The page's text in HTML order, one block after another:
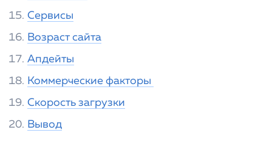
Сервисы
Возраст сайта
Апдейты
Коммерческие факторы
Скорость загрузки
Вывод